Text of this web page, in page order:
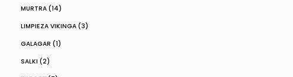
MURTRA (14)
LIMPIEZA VIKINGA (3)
GALAGAR (1)
SALKI (2)